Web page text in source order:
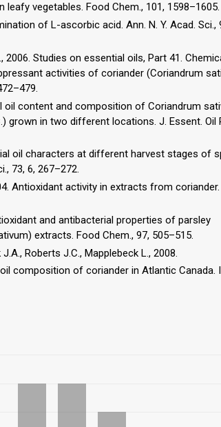
vegetables. Food Chem., 101, 1598–1605.
of L-ascorbic acid. Ann. N. Y. Acad. Sci.,
2006. Studies on essential oils, Part 41.
activities of coriander (Coriandrum
oil content and composition of Coriandrum
grown in two different locations. J. Essent. Oil
oil characters at different harvest stages of
73, 6, 267–272.
Antioxidant activity in extracts from
and antibacterial properties of parsley
extracts. Food Chem., 97, 505–515.
Roberts J.C., Mapplebeck L., 2008.
composition of coriander in Atlantic Canada.